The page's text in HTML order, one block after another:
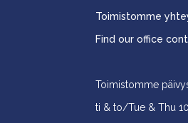
Toimistomme
Find our office
Toimistomme
ti & to/Tue & Thu